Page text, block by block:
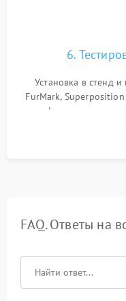
6.
Установка в стенд и
FurMark,
графического чипа
артефактов
FAQ. Ответы на